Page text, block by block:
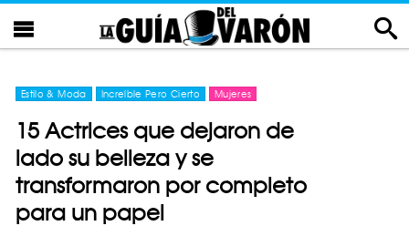
Estilo & Moda Increíble Pero Cierto Mujeres
15 Actrices que dejaron de
lado su belleza y se
transformaron por completo
para un papel